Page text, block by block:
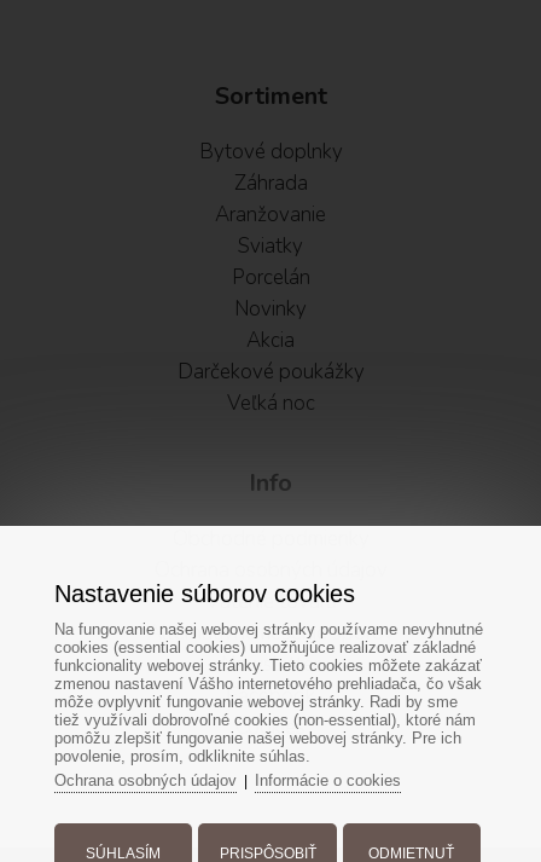
Sortiment
Bytové doplnky
Záhrada
Aranžovanie
Sviatky
Porcelán
Novinky
Akcia
Darčekové poukážky
Veľká noc
Info
Vátenie tovaru
Alternatívne riešenie sporov
Newsletter
Facebook
Cookies
Nastavenie súborov cookies
Na fungovanie našej webovej stránky používame nevyhnutné
cookies (essential cookies) umožňujúce realizovať základné
funkcionality webovej stránky. Tieto cookies môžete zakázať
zmenou nastavení Vášho internetového prehliadača, čo však
môže ovplyvniť fungovanie webovej stránky. Radi by sme
tiež využívali dobrovoľné cookies (non-essential), ktoré nám
pomôžu zlepšiť fungovanie našej webovej stránky. Pre ich
povolenie, prosím, odkliknite súhlas.
Ochrana osobných údajov| Informácie o cookies
SÚHLASÍM PRISPÔSOBIŤ ODMIETNUŤ